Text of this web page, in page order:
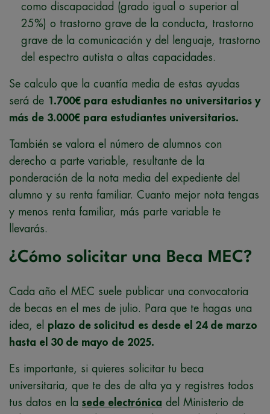
como discapacidad (grado igual o superior al
25%) o trastorno grave de la conducta, trastorno
grave de la comunicación y del lenguaje, trastorno
del espectro autista o altas capacidades.
Se calculo que la cuantía media de estas ayudas
será de 1.700€ para estudiantes no universitarios y
más de 3.000€ para estudiantes universitarios.
También se valora el número de alumnos con
derecho a parte variable, resultante de la
ponderación de la nota media del expediente del
alumno y su renta familiar. Cuanto mejor nota tengas
y menos renta familiar, más parte variable te
llevarás.
¿Cómo solicitar una Beca MEC?
Cada año el MEC suele publicar una convocatoria
de becas en el mes de julio. Para que te hagas una
idea, el plazo de solicitud es desde el 24 de marzo
hasta el 30 de mayo de 2025.
Es importante, si quieres solicitar tu beca
universitaria, que te des de alta ya y registres todos
tus datos en la sede electrónica del Ministerio de